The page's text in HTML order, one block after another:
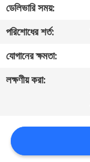
আমাদের
সাথে
যোগাযোগ
করুন
খবর
ডেলিভারি সময়:
পরিশোধের শর্ত:
যোগানের ক্ষমতা:
লক্ষণীয় করা: